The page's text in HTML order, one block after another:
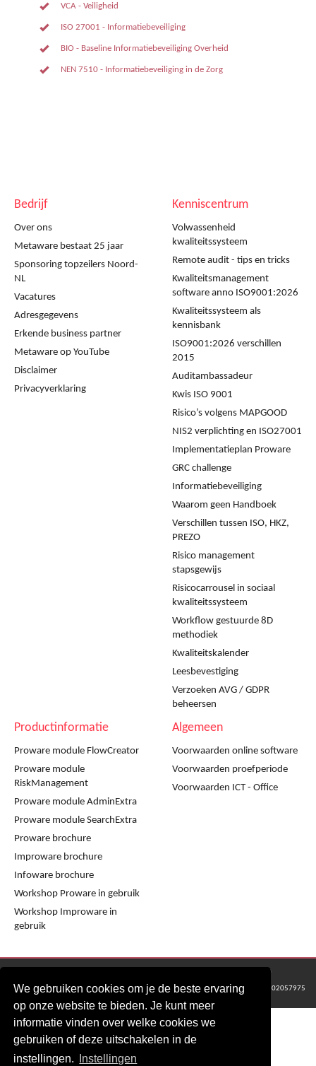
We gebruiken cookies om je de beste ervaring
op onze website te bieden. Je kunt meer
informatie vinden over welke cookies we
gebruiken of deze uitschakelen in de
instellingen.
Instellingen
VCA - Veiligheid
ISO 27001 - Informatiebeveiliging
BIO - Baseline Informatiebeveiliging Overheid
NEN 7510 - Informatiebeveiliging in de Zorg
Bedrijf
Over ons
Metaware bestaat 25 jaar
Sponsoring topzeilers Noord-
NL
Vacatures
Adresgegevens
Erkende business partner
Metaware op YouTube
Disclaimer
Privacyverklaring
Kenniscentrum
Volwassenheid
kwaliteitssysteem
Remote audit - tips en tricks
Kwaliteitsmanagement
software anno ISO9001:2026
Kwaliteitssysteem als
kennisbank
ISO9001:2026 verschillen
2015
Auditambassadeur
Kwis ISO 9001
Risico’s volgens MAPGOOD
NIS2 verplichting en ISO27001
Implementatieplan Proware
GRC challenge
Informatiebeveiliging
Waarom geen Handboek
Verschillen tussen ISO, HKZ,
PREZO
Risico management
stapsgewijs
Risicocarrousel in sociaal
kwaliteitssysteem
Workflow gestuurde 8D
methodiek
Kwaliteitskalender
Leesbevestiging
Verzoeken AVG / GDPR
beheersen
Productinformatie
Proware module FlowCreator
Proware module
RiskManagement
Proware module AdminExtra
Proware module SearchExtra
Proware brochure
Improware brochure
Infoware brochure
Workshop Proware in gebruik
Workshop Improware in
gebruik
Algemeen
Voorwaarden online software
Voorwaarden proefperiode
Voorwaarden ICT - Office
© 2016 - 2024 Metaware B.V., Mediacentrale Helperpark 288G, 9723ZA Groningen
KvK Groningen nr: 02057975